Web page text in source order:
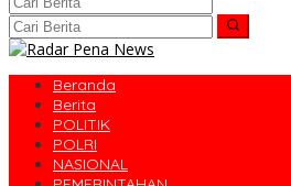
Beranda
Berita
POLITIK
POLRI
NASIONAL